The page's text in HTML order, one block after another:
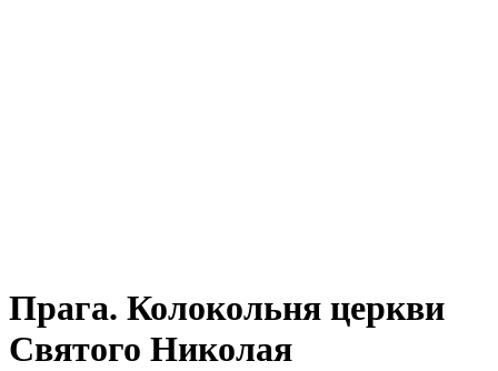
Прага. Колокольня церкви
Святого Николая